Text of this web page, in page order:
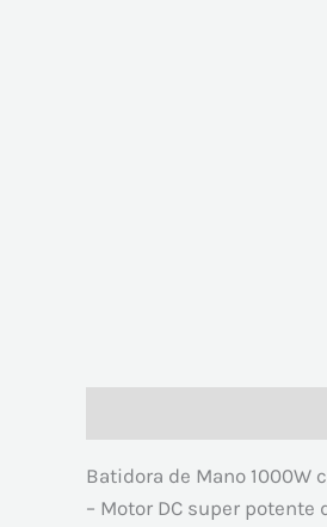
Batidora de Mano 1000W
– Motor DC super potente